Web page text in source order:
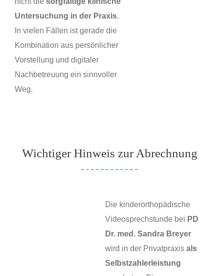
Untersuchung in der Praxis.
In vielen Fällen ist gerade die
Kombination aus persönlicher
Vorstellung und digitaler
Nachbetreuung ein sinnvoller
Weg.
Wichtiger Hinweis zur Abrechnung
Die kinderorthopädische
Videosprechstunde bei PD
Dr. med. Sandra Breyer
wird in der Privatpraxisals
Selbstzahlerleistung